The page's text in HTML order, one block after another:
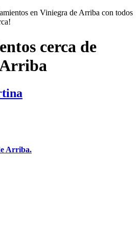
en Viniegra de Arriba con todos
cerca de
Arriba.